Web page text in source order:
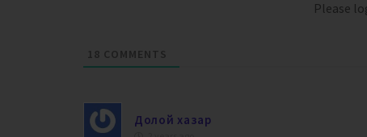
Please
18 COMMENTS
Долой хазар